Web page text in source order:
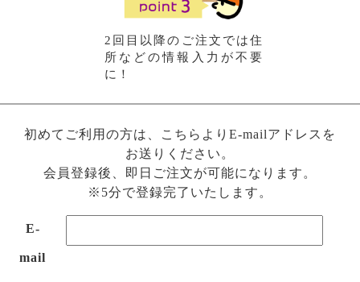
2回目以降のご注文では住
所などの情報入力が不要
に！
初めてご利用の方は、こちらよりE-mailアドレスを
お送りください。
会員登録後、即日ご注文が可能になります。
※5分で登録完了いたします。
E-
mail